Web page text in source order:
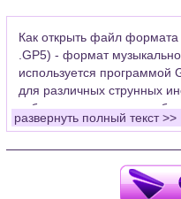
Как открыть файл формата
.GP5) - формат
используется программой
для различных струнных
табулатуры для гитары,
применяется для создания
Для открытия нот этого
установить у себя на
развернуть полный текст >>